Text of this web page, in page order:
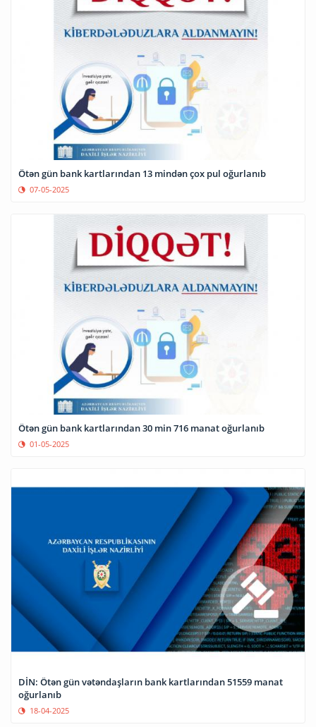
Ötən gün bank kartlarından 13 mindən çox pul oğurlanıb
07-05-2025
Ötən gün bank kartlarından 30 min 716 manat oğurlanıb
01-05-2025
DİN: Ötən gün vətəndaşların bank kartlarından 51559 manat
oğurlanıb
18-04-2025